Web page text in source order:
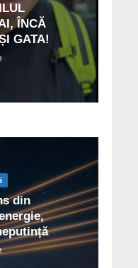
ÎNCĂ
GATA!
din